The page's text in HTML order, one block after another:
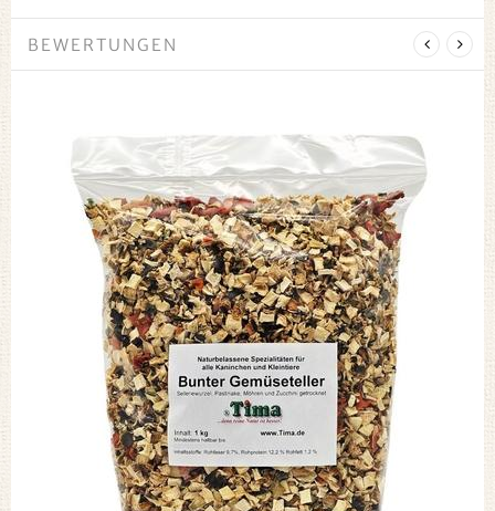
BEWERTUNGEN